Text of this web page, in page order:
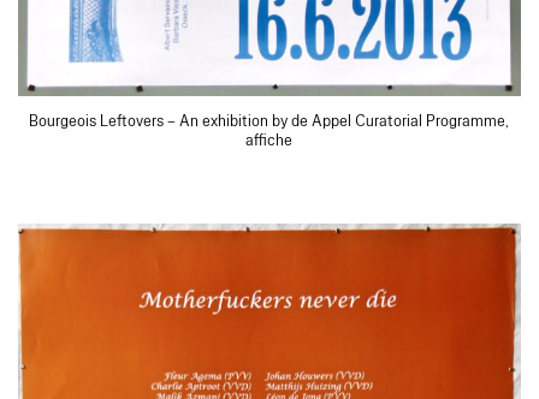
Bourgeois Leftovers – An exhibition by de Appel Curatorial Programme,
affiche